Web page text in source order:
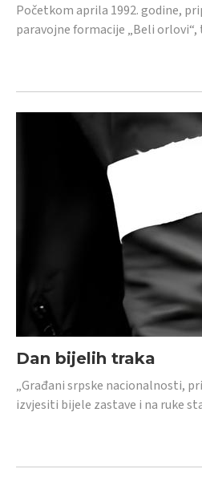
Početkom aprila 1992. godine,
paravojne formacije „Beli
Dan bijelih traka
„Građani srpske nacionalnosti,
izvjesiti bijele zastave i na ruke